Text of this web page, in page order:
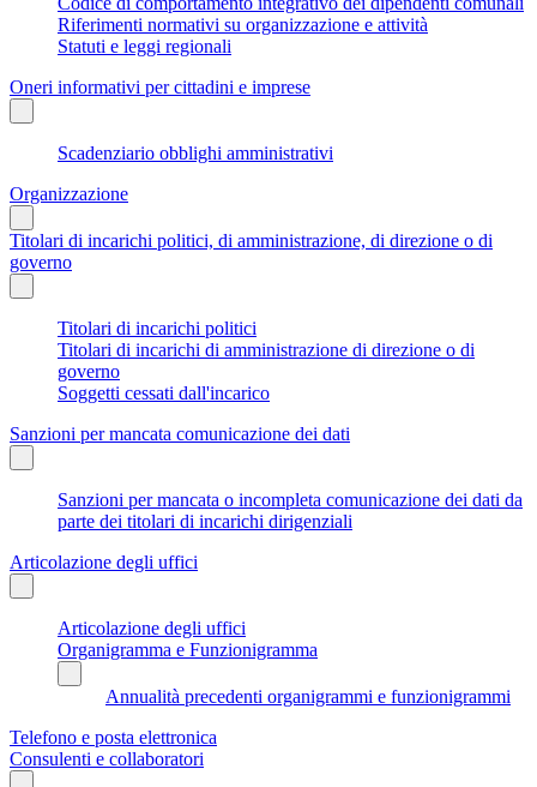
Riferimenti normativi su organizzazione e attività
Statuti e leggi regionali
Oneri informativi per cittadini e imprese
Scadenziario obblighi amministrativi
Organizzazione
Titolari di incarichi politici, di amministrazione, di direzione o di
governo
Titolari di incarichi politici
Titolari di incarichi di amministrazione di direzione o di
governo
Soggetti cessati dall'incarico
Sanzioni per mancata comunicazione dei dati
Sanzioni per mancata o incompleta comunicazione dei dati da
parte dei titolari di incarichi dirigenziali
Articolazione degli uffici
Articolazione degli uffici
Organigramma e Funzionigramma
Annualità precedenti organigrammi e funzionigrammi
Telefono e posta elettronica
Consulenti e collaboratori